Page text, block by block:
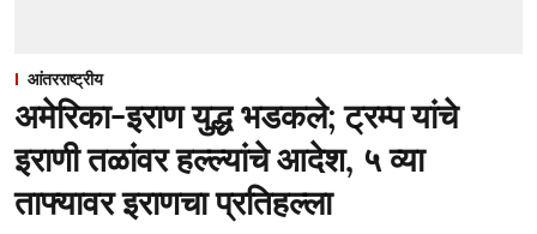
आंतरराष्ट्रीय
अमेरिका-इराण युद्ध भडकले; ट्रम्प यांचे
इराणी तळांवर हल्ल्यांचे आदेश, ५ व्या
ताफ्यावर इराणचा प्रतिहल्ला